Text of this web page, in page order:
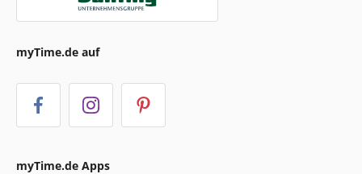
myTime.de auf
myTime.de Apps